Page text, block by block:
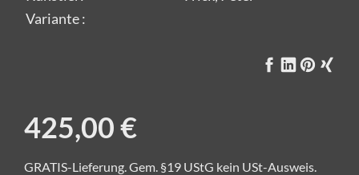
Variante :
425,00 €
GRATIS-Lieferung. Gem. §19 UStG kein USt-Ausweis.